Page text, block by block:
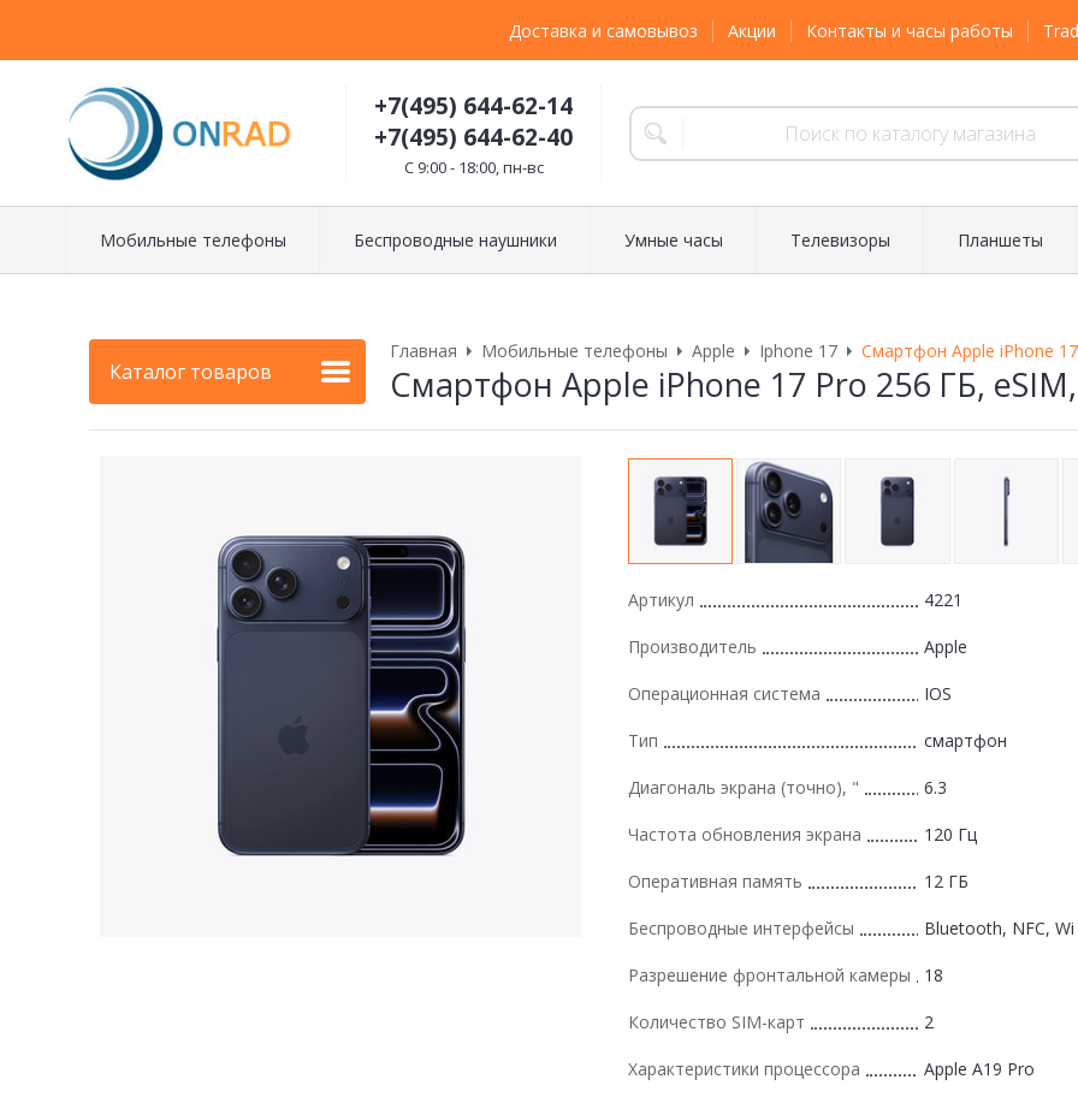
Доставка и самовывоз Акции Контакты и часы работы
+7(495) 644-62-14
+7(495) 644-62-40
C 9:00 - 18:00, пн-вс
Мобильные телефоны Беспроводные наушники Умные часы Телевизоры Планшеты
Каталог товаров
Главная Мобильные телефоны Apple Iphone 17 Смартфон Apple iPhone
Смартфон Apple iPhone 17 Pro 256 ГБ,
Артикул 4221
Производитель Apple
Операционная система IOS
Тип смартфон
Диагональ экрана (точно), " 6.3
Частота обновления экрана 120 Гц
Оперативная память 12 ГБ
Беспроводные интерфейсы Bluetooth, NFC, Wi
Разрешение фронтальной камеры 18
Количество SIM-карт 2
Характеристики процессора Apple A19 Pro